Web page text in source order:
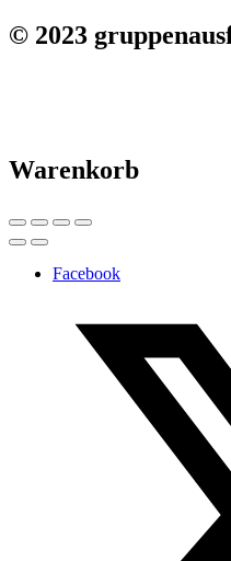
© 2023
Warenkorb
Facebook